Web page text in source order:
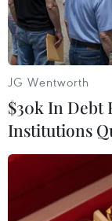
Ngày 22/4,
JG Wentworth
$30k In Debt
Institutions